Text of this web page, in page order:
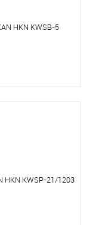
HKN KWSB-5
KWSP-21/1203